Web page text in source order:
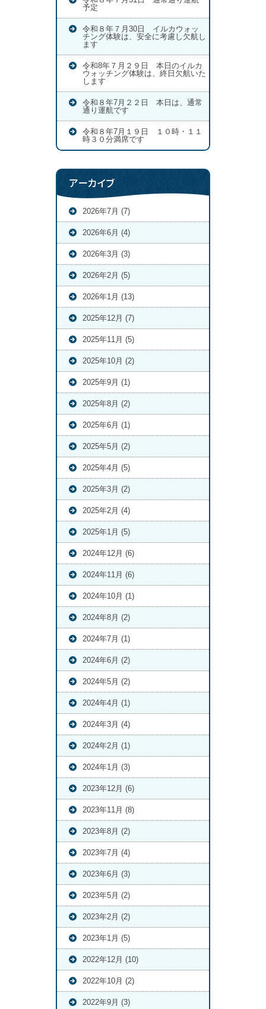
予定
令和８年７月30日 イルカウォッ
チング体験は、安全に考慮し欠航し
ます
令和8年７月２９日 本日のイルカ
ウォッチング体験は、終日欠航いた
します
令和８年7月２２日 本日は、通常
通り運航です
令和８年7月１９日 １０時・１１
時３０分満席です
アーカイブ
2026年7月 (7)
2026年6月 (4)
2026年3月 (3)
2026年2月 (5)
2026年1月 (13)
2025年12月 (7)
2025年11月 (5)
2025年10月 (2)
2025年9月 (1)
2025年8月 (2)
2025年6月 (1)
2025年5月 (2)
2025年4月 (5)
2025年3月 (2)
2025年2月 (4)
2025年1月 (5)
2024年12月 (6)
2024年11月 (6)
2024年10月 (1)
2024年8月 (2)
2024年7月 (1)
2024年6月 (2)
2024年5月 (2)
2024年4月 (1)
2024年3月 (4)
2024年2月 (1)
2024年1月 (3)
2023年12月 (6)
2023年11月 (8)
2023年8月 (2)
2023年7月 (4)
2023年6月 (3)
2023年5月 (2)
2023年2月 (2)
2023年1月 (5)
2022年12月 (10)
2022年10月 (2)
2022年9月 (3)